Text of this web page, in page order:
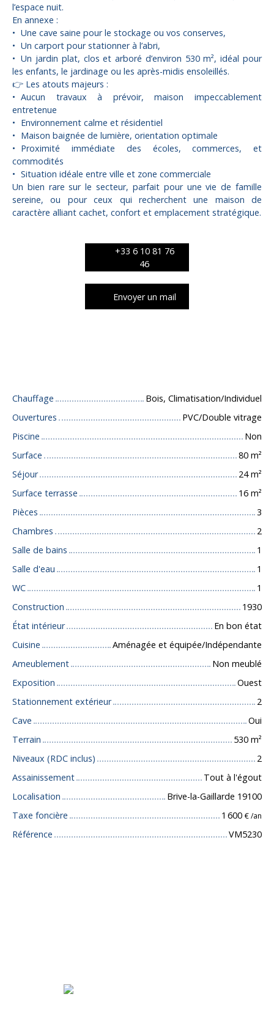
l’espace nuit.
En annexe :
Une cave saine pour le stockage ou vos conserves,
Un carport pour stationner à l’abri,
Un jardin plat, clos et arboré d’environ 530 m², idéal pour
les enfants, le jardinage ou les après-midis ensoleillés.
👉 Les atouts majeurs :
Aucun travaux à prévoir, maison impeccablement
entretenue
Environnement calme et résidentiel
Maison baignée de lumière, orientation optimale
Proximité immédiate des écoles, commerces, et
commodités
Situation idéale entre ville et zone commerciale
Un bien rare sur le secteur, parfait pour une vie de famille
sereine, ou pour ceux qui recherchent une maison de
caractère alliant cachet, confort et emplacement stratégique.
+33 6 10 81 76
46
Envoyer un mail
Chauffage
Bois, Climatisation/Individuel
Ouvertures
PVC/Double vitrage
Piscine
Non
Surface
80 m²
Séjour
24m²
Surface terrasse
16 m²
Pièces
3
Chambres
2
Salle de bains
1
Salle d'eau
1
WC
1
Construction
1930
État intérieur
En bon état
Cuisine
Aménagée et équipée/Indépendante
Ameublement
Non meublé
Exposition
Ouest
Stationnement extérieur
2
Cave
Oui
Terrain
530 m²
Niveaux (RDC inclus)
2
Assainissement
Tout à l'égout
Localisation
Brive-la-Gaillarde 19100
Taxe foncière
1 600 € /an
Référence VM5230